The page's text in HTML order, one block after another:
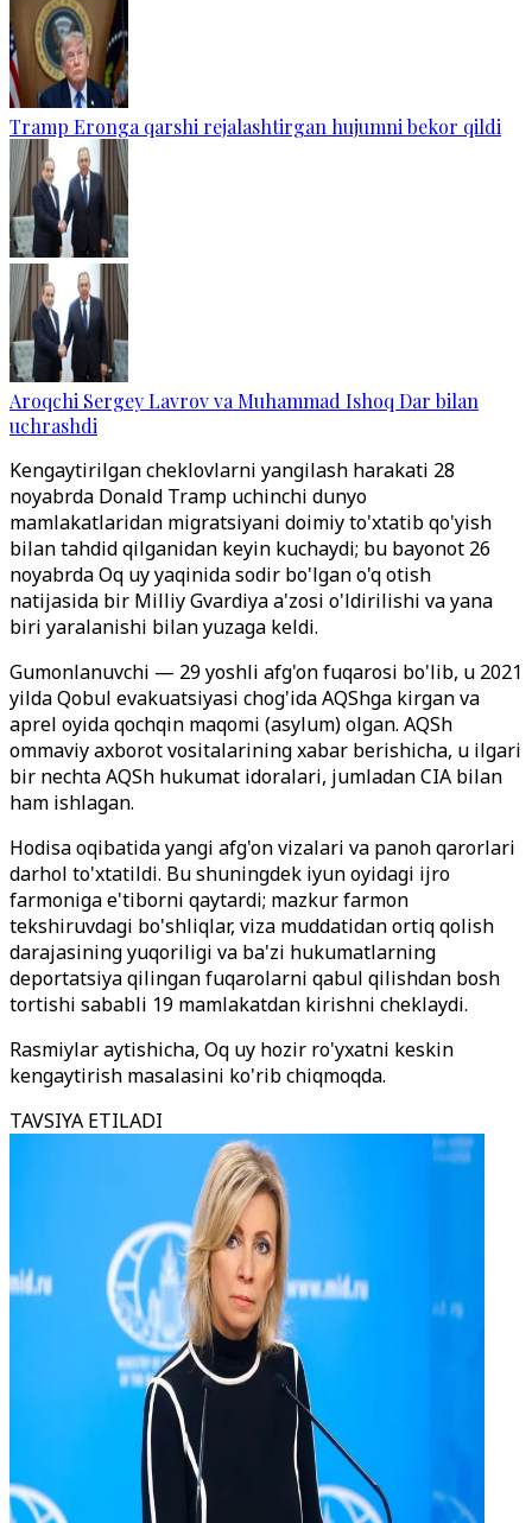
Tramp Eronga qarshi rejalashtirgan hujumni bekor qildi
Aroqchi Sergey Lavrov va Muhammad Ishoq Dar bilan
uchrashdi
Kengaytirilgan cheklovlarni yangilash harakati 28
noyabrda Donald Tramp uchinchi dunyo
mamlakatlaridan migratsiyani doimiy to'xtatib qo'yish
bilan tahdid qilganidan keyin kuchaydi; bu bayonot 26
noyabrda Oq uy yaqinida sodir bo'lgan o'q otish
natijasida bir Milliy Gvardiya a'zosi o'ldirilishi va yana
biri yaralanishi bilan yuzaga keldi.
Gumonlanuvchi — 29 yoshli afg'on fuqarosi bo'lib, u 2021
yilda Qobul evakuatsiyasi chog'ida AQShga kirgan va
aprel oyida qochqin maqomi (asylum) olgan. AQSh
ommaviy axborot vositalarining xabar berishicha, u ilgari
bir nechta AQSh hukumat idoralari, jumladan CIA bilan
ham ishlagan.
Hodisa oqibatida yangi afg'on vizalari va panoh qarorlari
darhol to'xtatildi. Bu shuningdek iyun oyidagi ijro
farmoniga e'tiborni qaytardi; mazkur farmon
tekshiruvdagi bo'shliqlar, viza muddatidan ortiq qolish
darajasining yuqoriligi va ba'zi hukumatlarning
deportatsiya qilingan fuqarolarni qabul qilishdan bosh
tortishi sababli 19 mamlakatdan kirishni cheklaydi.
Rasmiylar aytishicha, Oq uy hozir ro'yxatni keskin
kengaytirish masalasini ko'rib chiqmoqda.
TAVSIYA ETILADI